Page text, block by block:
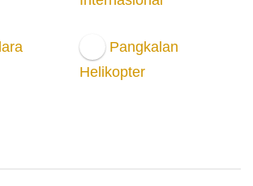
Pangkalan
Helikopter